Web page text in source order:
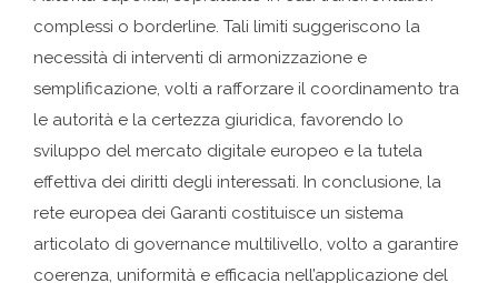
complessi o borderline. Tali limiti suggeriscono la
necessità di interventi di armonizzazione e
semplificazione, volti a rafforzare il coordinamento tra
le autorità e la certezza giuridica, favorendo lo
sviluppo del mercato digitale europeo e la tutela
effettiva dei diritti degli interessati. In conclusione, la
rete europea dei Garanti costituisce un sistema
articolato di governance multilivello, volto a garantire
coerenza, uniformità e efficacia nell’applicazione del